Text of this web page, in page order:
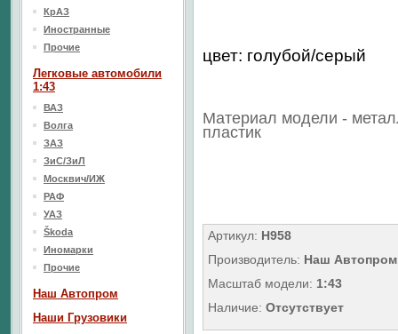
цвет: голубой/серый
Материал модели -
пластик
Артикул: Н958
Производитель: Наш Автопром
Масштаб модели: 1:43
Наличие: Отсутствует
КрАЗ
Иностранные
Прочие
Легковые автомобили
1:43
ВАЗ
Волга
ЗАЗ
ЗиС/ЗиЛ
Москвич/ИЖ
РАФ
УАЗ
Škoda
Иномарки
Прочие
Наш Aвтопром
Наши Грузовики